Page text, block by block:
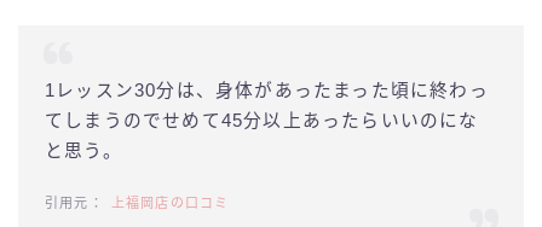
1レッスン30分は、身体があったまった頃に終わっ
てしまうのでせめて45分以上あったらいいのにな
と思う。
上福岡店の口コミ